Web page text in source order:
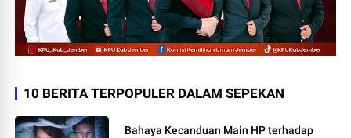
10 BERITA TERPOPULER DALAM SEPEKAN
Bahaya Kecanduan Main HP terhadap